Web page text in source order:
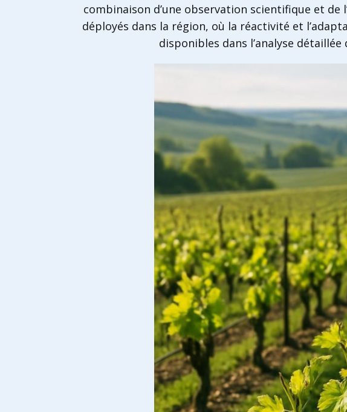
combinaison d’une observation scientifique et
déployés dans la région, où la réactivité et
disponibles dans l’analyse